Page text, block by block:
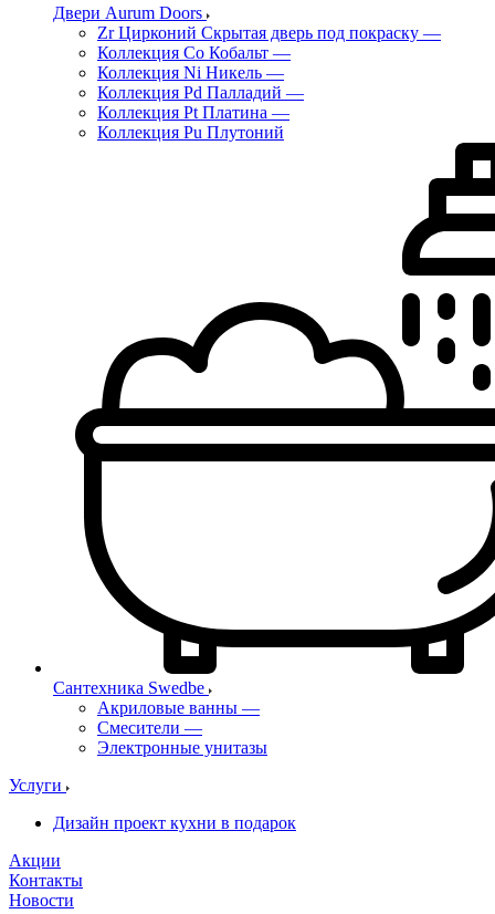
Двери Aurum Doors
Zr Цирконий Скрытая дверь под покраску —
Коллекция Co Кобальт —
Коллекция Ni Никель —
Коллекция Pd Палладий —
Коллекция Pt Платина —
Коллекция Pu Плутоний
Сантехника Swedbe
Акриловые ванны —
Смесители —
Электронные унитазы
Услуги
Дизайн проект кухни в подарок
Акции
Контакты
Новости